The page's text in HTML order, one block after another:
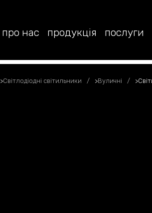
про нас продукція послуги
>Світлодіодні світильники >Вуличні >